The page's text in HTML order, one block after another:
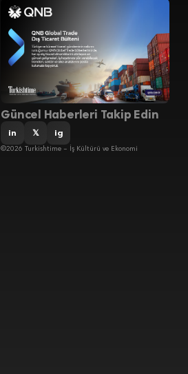
Güncel Haberleri Takip Edin
in 𝕏 ig
©2026 Turkishtime – İş Kültürü ve Ekonomi